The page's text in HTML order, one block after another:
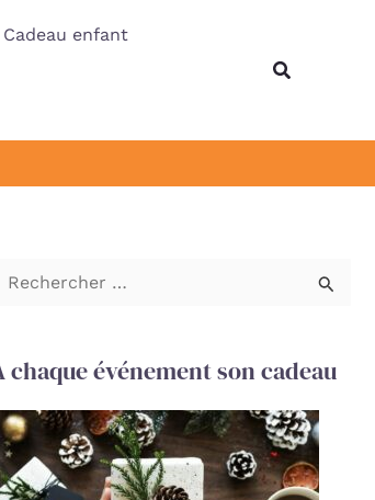
Cadeau enfant
chaque événement son cadeau